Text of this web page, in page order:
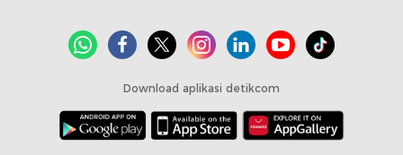
Download aplikasi detikcom